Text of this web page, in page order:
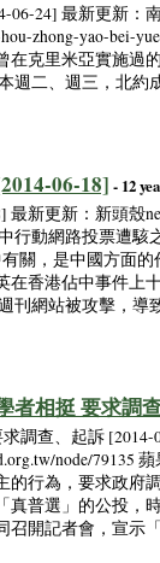
24] 最新更新：
zhong-yao-
克里米亞實施過
二、週三，北
06-18] - 12
新更新：新頭殼
行動網路投票遭
關，是中國方面
香港佔中事件
刊網站被攻擊，
相挺 要求調
查、起訴 [2014-
node/
行為，要求政府
普選」的公投
召開記者會，宣